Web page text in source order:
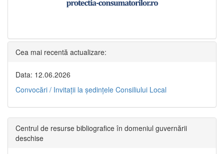
Cea mai recentă actualizare:
Data: 12.06.2026
Convocări / Invitaţii la şedinţele Consiliului Local
Centrul de resurse bibliografice în domeniul guvernării
deschise